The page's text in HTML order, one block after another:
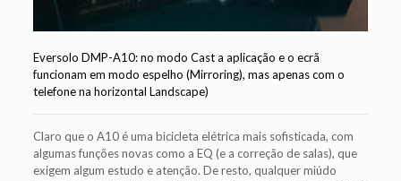
Eversolo DMP-A10: no modo Cast a aplicação e o ecrã
funcionam em modo espelho (Mirroring), mas apenas com o
telefone na horizontal Landscape)
Claro que o A10 é uma bicicleta elétrica mais sofisticada, com
algumas funções novas como a EQ (e a correção de salas), que
exigem algum estudo e atenção. De resto, qualquer miúdo